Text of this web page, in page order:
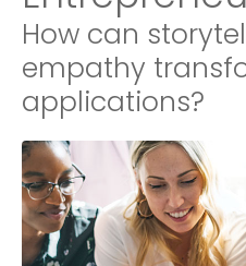
How can
empathy
applications?